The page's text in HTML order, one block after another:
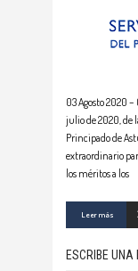
03 Agosto 2020
julio de 2020, de
Principado de
extraordinario
los méritos a los
Leer más
ESCRIBE UNA